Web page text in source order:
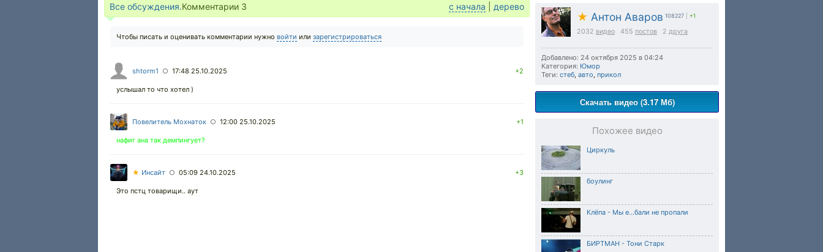
★ Антон Аваров 108227 +1
2032 видео 455 постов 2 друга
Добавлено: 24 октября 2025 в 04:24
Категория: Юмор
Теги: стеб, авто, прикол
Скачать видео (3.17 Мб)
Похожее видео
Циркуль
боулинг
Клёпа - Мы е...бали не пропали
БИРТМАН - Тони Старк
Все обсуждения.Комментарии 3 с начала дерево
Чтобы писать и оценивать комментарии нужно войти или зарегистрироваться
shtorm1 ○ 17:48 25.10.2025 +2
услышал то что хотел )
Повелитель Мохнаток ○ 12:00 25.10.2025 +1
нафиг ана так демпингует?
★ Инсайт ○ 05:09 24.10.2025 +3
Это пстц товарищи.. аут